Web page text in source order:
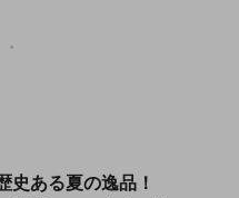
史ある夏の逸品！